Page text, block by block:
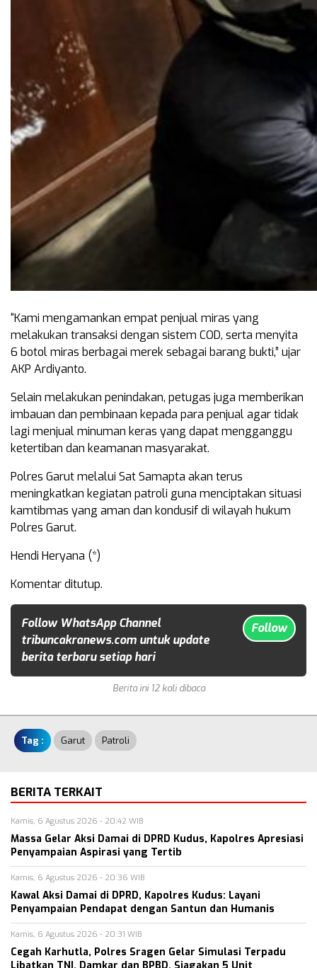
“Kami mengamankan empat penjual miras yang
melakukan transaksi dengan sistem COD, serta menyita
6 botol miras berbagai merek sebagai barang bukti,” ujar
AKP Ardiyanto.
Selain melakukan penindakan, petugas juga memberikan
imbauan dan pembinaan kepada para penjual agar tidak
lagi menjual minuman keras yang dapat mengganggu
ketertiban dan keamanan masyarakat.
Polres Garut melalui Sat Samapta akan terus
meningkatkan kegiatan patroli guna menciptakan situasi
kamtibmas yang aman dan kondusif di wilayah hukum
Polres Garut.
Hendi Heryana (*)
Komentar ditutup.
Follow WhatsApp Channel
tribuncakranews.com untuk update
berita terbaru setiap hari
Follow
Berita ini 12 kali dibaca
Tag : Garut Patroli
BERITA TERKAIT
Kamis, 6 Agustus 2026 - 20:42 WIB
Massa Gelar Aksi Damai di DPRD Kudus, Kapolres Apresiasi
Penyampaian Aspirasi yang Tertib
Kamis, 6 Agustus 2026 - 20:36 WIB
Kawal Aksi Damai di DPRD, Kapolres Kudus: Layani
Penyampaian Pendapat dengan Santun dan Humanis
Kamis, 6 Agustus 2026 - 20:31 WIB
Cegah Karhutla, Polres Sragen Gelar Simulasi Terpadu